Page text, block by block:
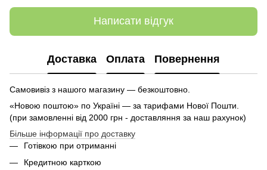
Написати відгук
Доставка Оплата Повернення
Самовивіз з нашого магазину — безкоштовно.
«Новою поштою» по Україні — за тарифами Нової Пошти.
(при замовленні від 2000 грн - доставляння за наш рахунок)
Більше інформації про доставку
Готівкою при отриманні
Кредитною карткою